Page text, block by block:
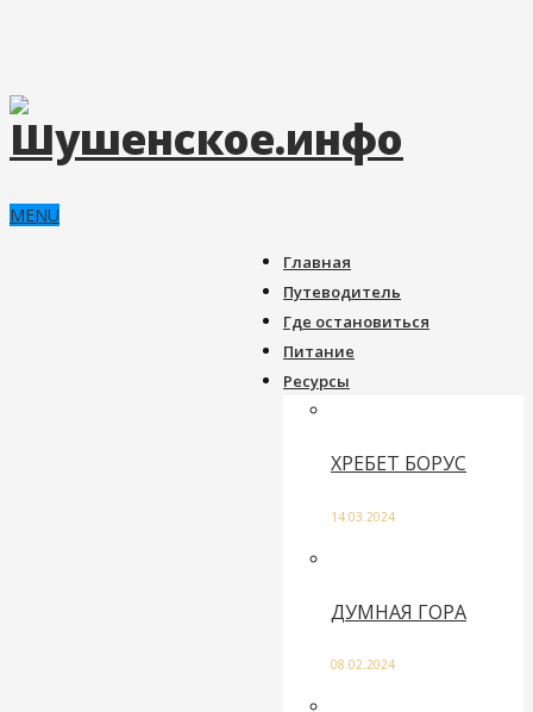
MENU
Главная
Путеводитель
Где остановиться
Питание
Ресурсы
ХРЕБЕТ БОРУС
14.03.2024
ДУМНАЯ ГОРА
08.02.2024